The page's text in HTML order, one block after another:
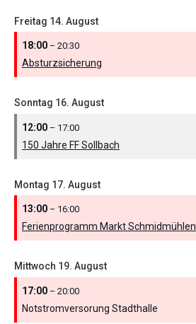
Freitag 14. August
18:00 – 20:30
Absturzsicherung
Sonntag 16. August
12:00 – 17:00
150 Jahre FF Sollbach
Montag 17. August
13:00 – 16:00
Ferienprogramm Markt Schmidmühlen
Mittwoch 19. August
17:00 – 20:00
Notstromversorung Stadthalle